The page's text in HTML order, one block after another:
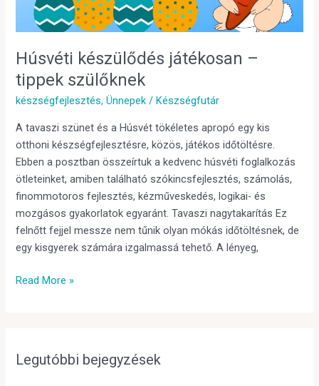
Húsvéti készülődés játékosan –
tippek szülőknek
készségfejlesztés,Ünnepek / Készségfutár
A tavaszi szünet és a Húsvét tökéletes apropó egy kis
otthoni készségfejlesztésre, közös, játékos időtöltésre.
Ebben a posztban összeírtuk a kedvenc húsvéti foglalkozás
ötleteinket, amiben található szókincsfejlesztés, számolás,
finommotoros fejlesztés, kézműveskedés, logikai- és
mozgásos gyakorlatok egyaránt. Tavaszi nagytakarítás Ez
felnőtt fejjel messze nem tűnik olyan mókás időtöltésnek, de
egy kisgyerek számára izgalmassá tehető. A lényeg,
Read More »
Legutóbbi bejegyzések